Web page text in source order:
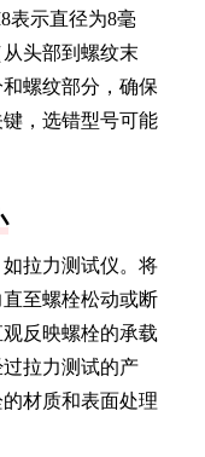
表示直径为8毫
头部到螺纹末
螺纹部分，确保
，选错型号可能
拉力测试仪。将
至螺栓松动或断
反映螺栓的承载
拉力测试的产
材质和表面处理